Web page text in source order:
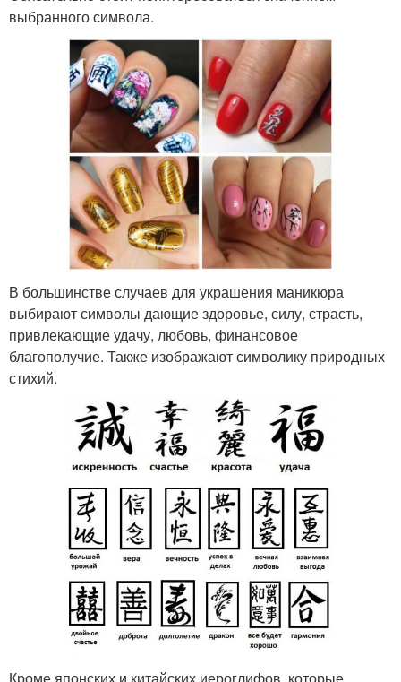
выбранного символа.
В большинстве случаев для украшения маникюра
выбирают символы дающие здоровье, силу, страсть,
привлекающие удачу, любовь, финансовое
благополучие. Также изображают символику природных
стихий.